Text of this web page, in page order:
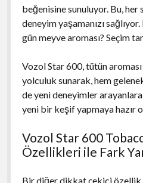
beğenisine sunuluyor. Bu,
deneyim yaşamanızı
gün meyve aroması? Seçim
Vozol Star 600, tütün
yolculuk sunarak, hem
de yeni deneyimler
yeni bir keşif yapmaya hazır
Vozol Star 600
Özellikleri ile Fark
Bir diğer dikkat çekici özellik